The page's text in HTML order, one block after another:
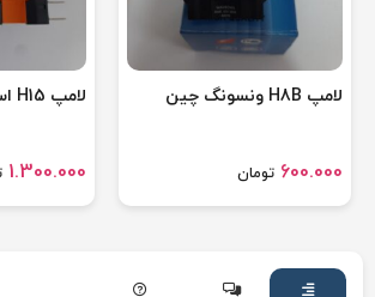
لامپ H8B ونسونگ چین
تومان600.000
لامپ H15 اسرام
1.300.000